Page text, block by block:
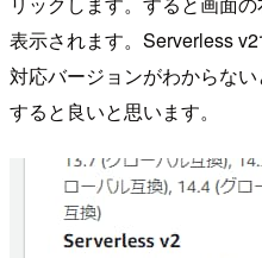
表示されます。Serverless
対応バージョンがわからな
すると良いと思います。